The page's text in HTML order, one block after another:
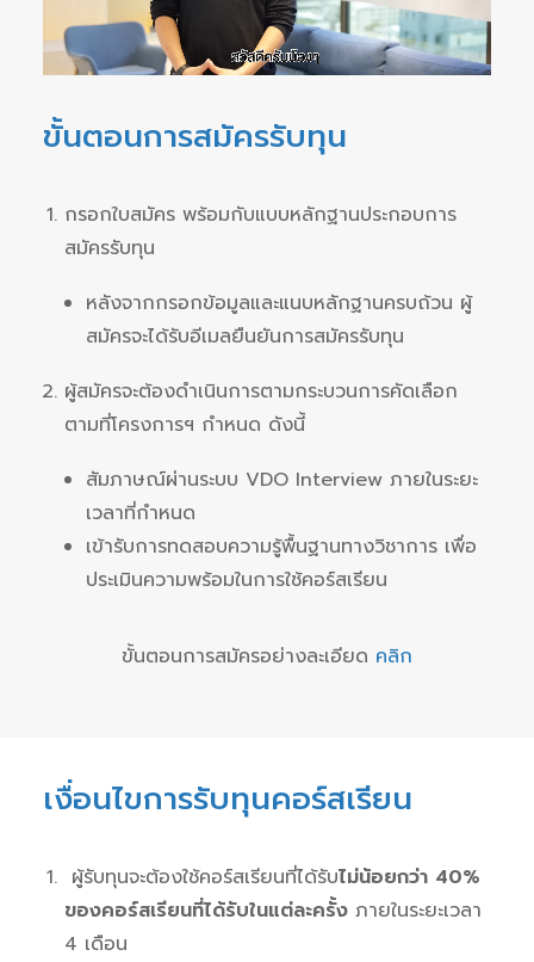
ขั้นตอนการสมัครรับทุน
กรอกใบสมัคร พร้อมกับแบบหลักฐานประกอบการ
สมัครรับทุน
หลังจากกรอกข้อมูลและแนบหลักฐานครบถ้วน ผู้
สมัครจะได้รับอีเมลยืนยันการสมัครรับทุน
ผู้สมัครจะต้องดำเนินการตามกระบวนการคัดเลือก
ตามที่โครงการฯ กำหนด ดังนี้
สัมภาษณ์ผ่านระบบ VDO Interview ภายในระยะ
เวลาที่กำหนด
เข้ารับการทดสอบความรู้พื้นฐานทางวิชาการ เพื่อ
ประเมินความพร้อมในการใช้คอร์สเรียน
ขั้นตอนการสมัครอย่างละเอียด คลิก
เงื่อนไขการรับทุนคอร์สเรียน
ผู้รับทุนจะต้องใช้คอร์สเรียนที่ได้รับไม่น้อยกว่า 40%
ของคอร์สเรียนที่ได้รับในแต่ละครั้ง ภายในระยะเวลา
4 เดือน